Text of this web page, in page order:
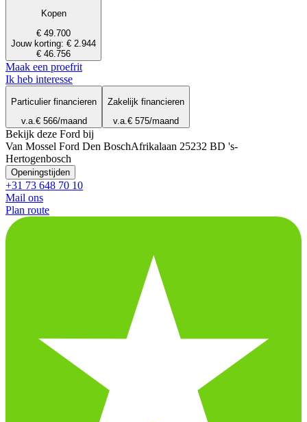
Kopen
€ 49.700
Jouw korting: € 2.944
€ 46.756
Maak een proefrit
Ik heb interesse
Particulier financieren
v.a.€ 566/maand
Zakelijk financieren
v.a.€ 575/maand
Bekijk deze Ford bij
Van Mossel Ford Den BoschAfrikalaan 25232 BD 's-
Hertogenbosch
Openingstijden
+31 73 648 70 10
Mail ons
Plan route